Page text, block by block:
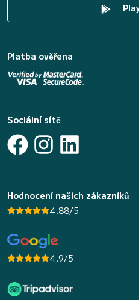
Platba ověřena
Sociální sítě
Hodnocení našich zákazníků
4.88/5
4.9/5